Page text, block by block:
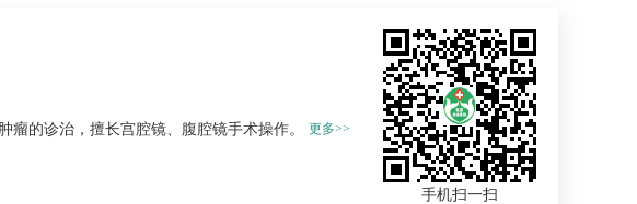
的诊治，擅长宫腔镜、腹腔镜手术操作。 更多>>
手机扫一扫